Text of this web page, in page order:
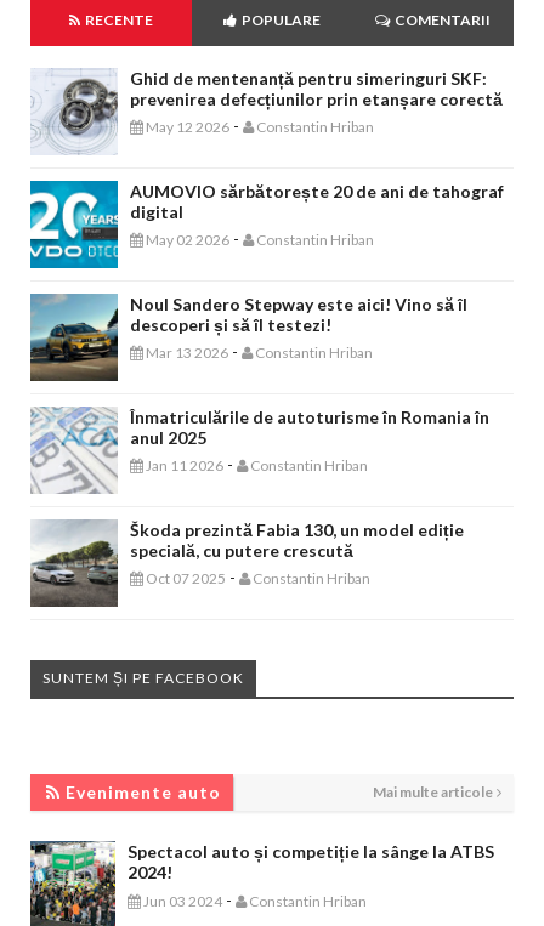
RECENTE POPULARE COMENTARII
Ghid de mentenanță pentru simeringuri SKF:
prevenirea defecțiunilor prin etanșare corectă
May 12 2026 - Constantin Hriban
AUMOVIO sărbătorește 20 de ani de tahograf
digital
May 02 2026 - Constantin Hriban
Noul Sandero Stepway este aici! Vino să îl
descoperi și să îl testezi!
Mar 13 2026 - Constantin Hriban
Înmatriculările de autoturisme în Romania în
anul 2025
Jan 11 2026 - Constantin Hriban
Škoda prezintă Fabia 130, un model ediție
specială, cu putere crescută
Oct 07 2025 - Constantin Hriban
SUNTEM ȘI PE FACEBOOK
Evenimente auto Mai multe articole
Spectacol auto și competiție la sânge la ATBS
2024!
Jun 03 2024 - Constantin Hriban